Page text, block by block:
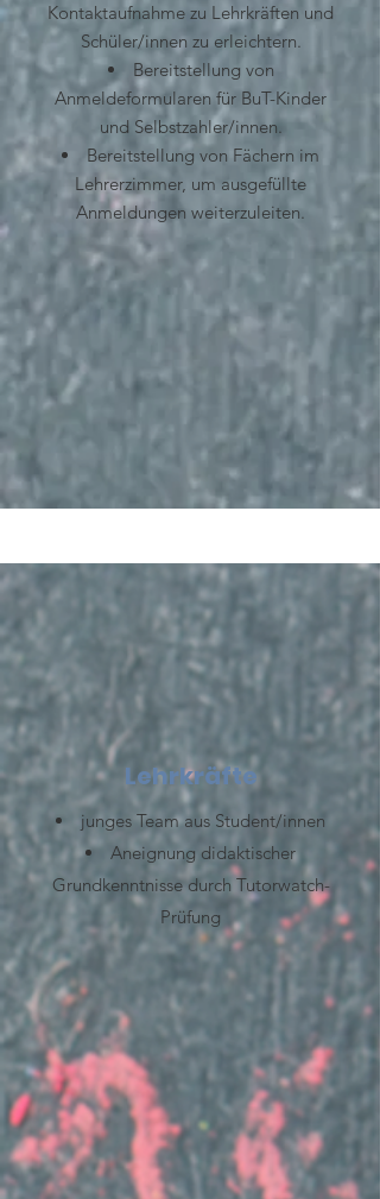
Kontaktaufnahme zu Lehrkräften und
Schüler/innen zu erleichtern.
Bereitstellung von
Anmeldeformularen für BuT-Kinder
und Selbstzahler/innen.
Bereitstellung von Fächern im
Lehrerzimmer, um ausgefüllte
Anmeldungen weiterzuleiten.
Lehrkräfte
junges Team aus Student/innen
Aneignung didaktischer
Grundkenntnisse durch Tutorwatch-
Prüfung